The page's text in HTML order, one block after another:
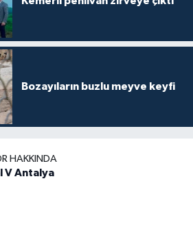
Bozayıların buzlu meyve keyfi
HAKKINDA
V Antalya